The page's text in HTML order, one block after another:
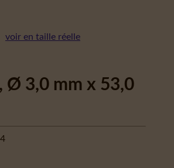
voir en taille réelle
Ø 3,0 mm x 53,0